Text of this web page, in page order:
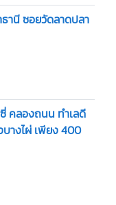
านี ซอยวัดลาดปลา
คลองถนน ทำเลดี
างไผ่ เพียง 400